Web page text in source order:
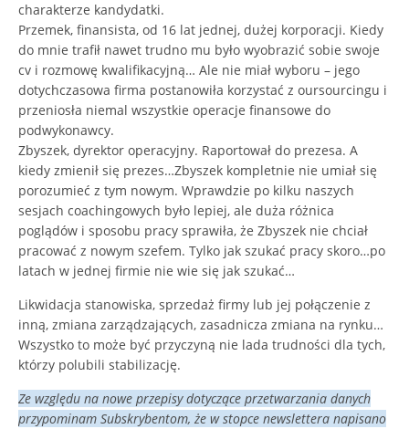
charakterze kandydatki.
Przemek, finansista, od 16 lat jednej, dużej korporacji. Kiedy
do mnie trafił nawet trudno mu było wyobrazić sobie swoje
cv i rozmowę kwalifikacyjną… Ale nie miał wyboru – jego
dotychczasowa firma postanowiła korzystać z oursourcingu i
przeniosła niemal wszystkie operacje finansowe do
podwykonawcy.
Zbyszek, dyrektor operacyjny. Raportował do prezesa. A
kiedy zmienił się prezes…Zbyszek kompletnie nie umiał się
porozumieć z tym nowym. Wprawdzie po kilku naszych
sesjach coachingowych było lepiej, ale duża różnica
poglądów i sposobu pracy sprawiła, że Zbyszek nie chciał
pracować z nowym szefem. Tylko jak szukać pracy skoro…po
latach w jednej firmie nie wie się jak szukać…
Likwidacja stanowiska, sprzedaż firmy lub jej połączenie z
inną, zmiana zarządzających, zasadnicza zmiana na rynku…
Wszystko to może być przyczyną nie lada trudności dla tych,
którzy polubili stabilizację.
Ze względu na nowe przepisy dotyczące przetwarzania danych
przypominam Subskrybentom, że w stopce newslettera napisano